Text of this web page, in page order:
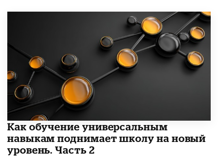
​Как обучение универсальным
навыкам поднимает школу на новый
уровень. Часть 2